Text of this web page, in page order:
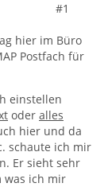
#1
hier im Büro
Postfach für
einstellen
oder alles
hier und da
schaute ich mir
Er sieht sehr
was ich mir